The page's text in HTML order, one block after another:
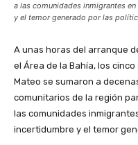
a las comunidades inmigrantes
y el temor generado por las
A unas horas del arranque
el Área de la Bahía, los
Mateo se sumaron a
comunitarios de la región
las comunidades
incertidumbre y el temor